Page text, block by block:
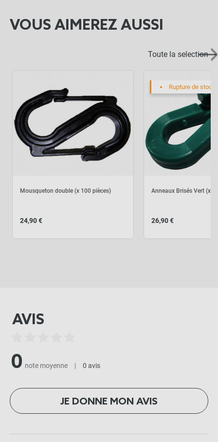
VOUS AIMEREZ AUSSI
Toute la selection
Mousqueton double (x 100 pièces)
24,90 €
Rupture de stock
Anneaux Brisés Vert (x
26,90 €
AVIS
0 note moyenne | 0 avis
JE DONNE MON AVIS